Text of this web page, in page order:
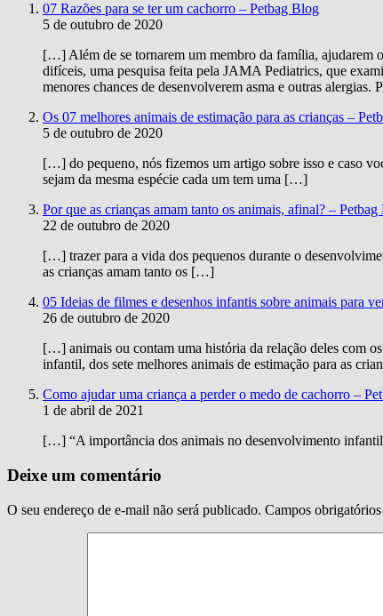
07 Razões para se ter um cachorro – Petbag Blog
5 de outubro de 2020
[…] Além de se tornarem um membro da família, ajudarem
difíceis, uma pesquisa feita pela JAMA Pediatrics, que
menores chances de desenvolverem asma e outras
Os 07 melhores animais de estimação para as crianças –
5 de outubro de 2020
[…] do pequeno, nós fizemos um artigo sobre isso e caso
sejam da mesma espécie cada um tem uma […]
Por que as crianças amam tanto os animais, afinal? –
22 de outubro de 2020
[…] trazer para a vida dos pequenos durante o
as crianças amam tanto os […]
05 Ideias de filmes e desenhos infantis sobre animais para
26 de outubro de 2020
[…] animais ou contam uma história da relação deles com
infantil, dos sete melhores animais de estimação para as
Como ajudar uma criança a perder o medo de cachorro –
1 de abril de 2021
[…] “A importância dos animais no desenvolvimento
Deixe um comentário
O seu endereço de e-mail não será publicado. Campos